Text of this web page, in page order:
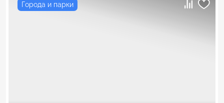
Города и парки